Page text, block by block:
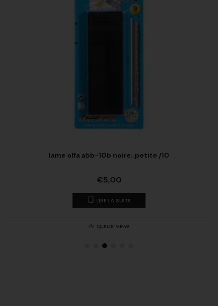
lame olfa abb-10b noire..petite /10
€5,00
LIRE LA SUITE
QUICK VIEW